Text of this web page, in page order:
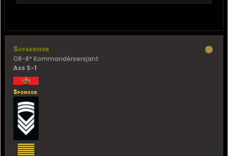
Sofakriger
OR-8* Kommandérsersjant
Ass S-1
Sponsor